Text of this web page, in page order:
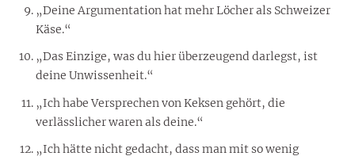
„Deine Argumentation hat mehr Löcher als Schweizer
Käse.“
„Das Einzige, was du hier überzeugend darlegst, ist
deine Unwissenheit.“
„Ich habe Versprechen von Keksen gehört, die
verlässlicher waren als deine.“
„Ich hätte nicht gedacht, dass man mit so wenig